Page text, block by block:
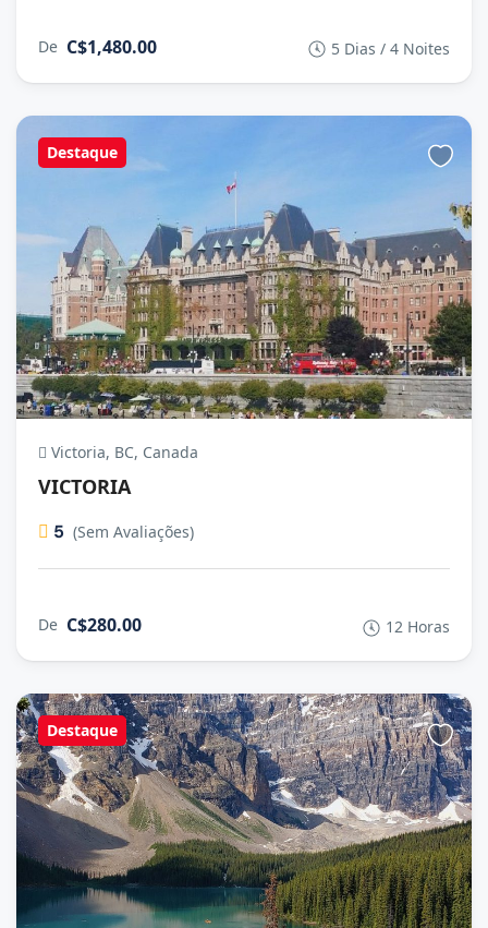
De C$1,480.00 5 Dias / 4 Noites
Destaque
Victoria, BC, Canada
VICTORIA
5 (Sem Avaliações)
De C$280.00 12 Horas
Destaque